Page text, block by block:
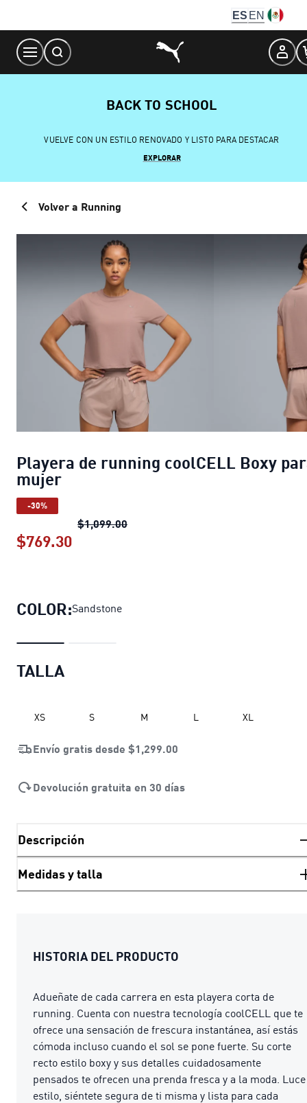
Content
ES EN
BACK TO SCHOOL
VUELVE CON UN ESTILO RENOVADO Y LISTO PARA DESTACAR
EXPLORAR
Volver a Running
Playera de running coolCELL Boxy
mujer
-30%
$1,099.00Playera de running coolCELL Boxy
$769.30
COLOR:Sandstone
TALLA
XS S M L XL
Envío gratis desde $1,299.00
Devolución gratuita en 30 días
Descripción
Medidas y talla
HISTORIA DEL PRODUCTO
Adueñate de cada carrera en esta playera corta de
running. Cuenta con nuestra tecnología coolCELL que te
ofrece una sensación de frescura instantánea, así estás
cómoda incluso cuando el sol se pone fuerte. Su corte
recto estilo boxy y sus detalles cuidadosamente
pensados te ofrecen una prenda fresca y a la moda. Luce
estilo, siéntete segura de ti misma y lista para cada